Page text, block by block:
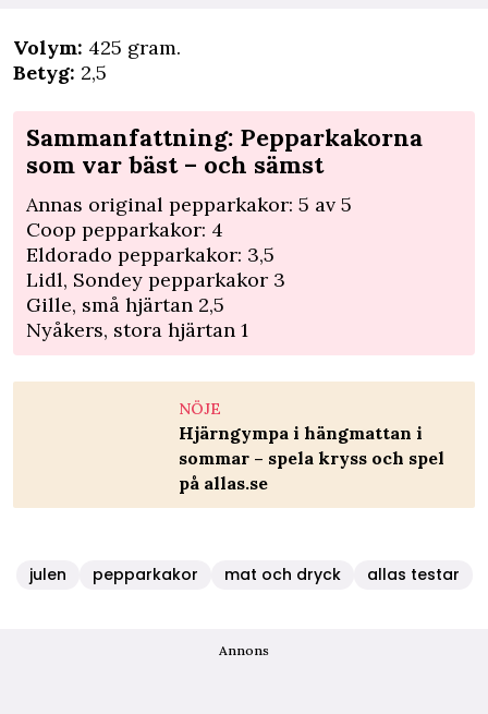
Volym: 425 gram.
Betyg: 2,5
Sammanfattning: Pepparkakorna
som var bäst – och sämst
Annas original pepparkakor: 5 av 5
Coop pepparkakor: 4
Eldorado pepparkakor: 3,5
Lidl, Sondey pepparkakor 3
Gille, små hjärtan 2,5
Nyåkers, stora hjärtan 1
NÖJE
Hjärngympa i hängmattan i
sommar – spela kryss och spel
på allas.se
julen pepparkakor mat och dryck allas testar
Annons